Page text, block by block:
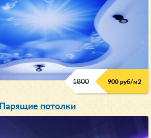
1800 900 руб/м2
Парящие потолки